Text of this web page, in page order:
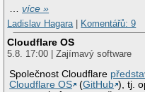
…více »
Ladislav Hagara| Komentářů: 9
Cloudflare OS
5.8. 17:00 | Zajímavý software
Společnost Cloudflare
Cloudflare OS
(GitHub ), tj.